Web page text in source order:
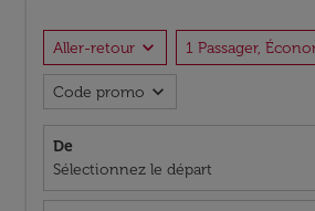
Aller-retour expand_more 1 Passager,
Code promo expand_more
De
Sélectionnez le départ